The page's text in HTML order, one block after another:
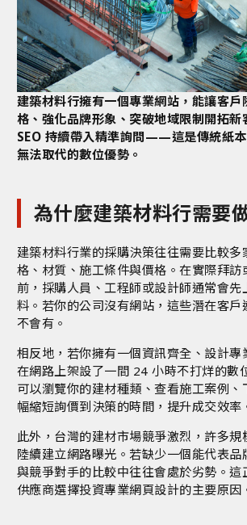
建築材料行擁有一個專業網站，能讓客戶
格、強化品牌形象、突破地域限制開拓新
SEO 持續帶入精準詢問——這是傳統紙
無法取代的數位優勢。
為什麼建築材料行需要
建築材料行業的採購決策往往需要比較多
格、材質、施工條件與價格。在實際拜訪
前，採購人員、工程師或設計師通常會先
料。若你的公司沒有網站，這些潛在客戶
不會有。
相反地，若你擁有一個資訊齊全、設計專
在網路上架設了一間 24 小時不打烊的數
可以瀏覽你的建材種類、查看施工案例、
幅縮短詢價到決策的時間，提升成交效率
此外，台灣的建材市場競爭激烈，許多規
陸續建立網路曝光。若缺少一個能代表品
與競爭對手的比較中往往會處於劣勢。這
供應商選擇投資專業網頁設計的主要原因